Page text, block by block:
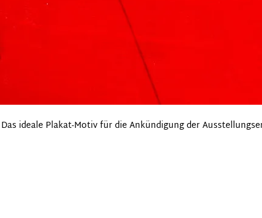
Das ideale Plakat-Motiv für die Ankündigung der